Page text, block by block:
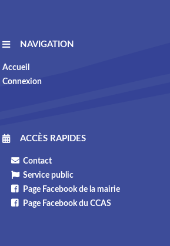
NAVIGATION
Accueil
Connexion
ACCÈS RAPIDES
Contact
Service public
Page Facebook de la mairie
Page Facebook du CCAS